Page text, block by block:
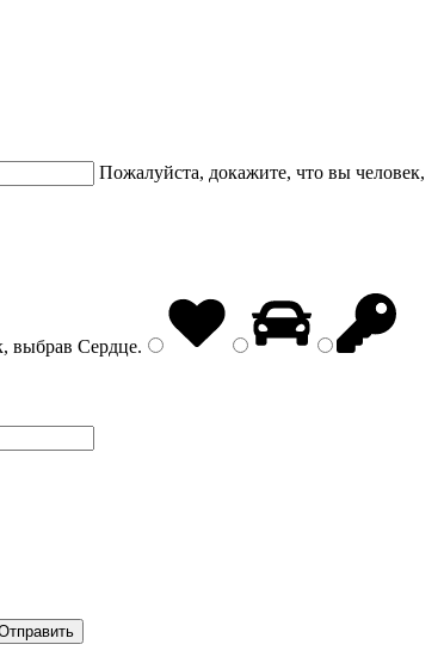
Пожалуйста, докажите, что вы человек,
выбрав Сердце.